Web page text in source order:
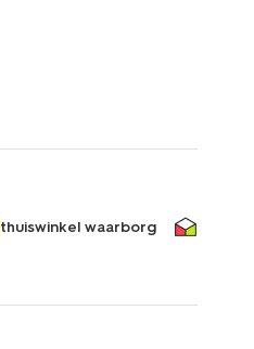
thuiswinkel waarborg